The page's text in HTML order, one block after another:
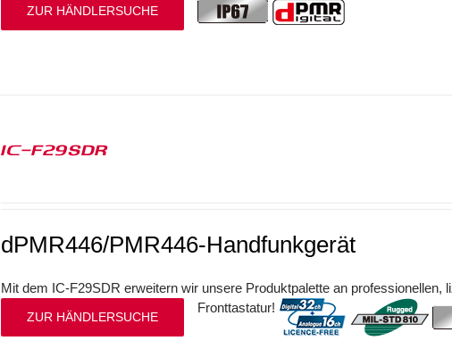
ZUR HÄNDLERSUCHE
IC-F29SDR
dPMR446/PMR446-Handfunkgerät
Mit dem IC-F29SDR erweitern wir unsere Produktpalette an
Fronttastatur!
ZUR HÄNDLERSUCHE